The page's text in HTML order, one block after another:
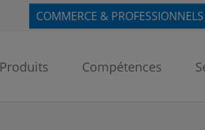
COMMERCE & PROFESSIONNELS
Produits Compétences